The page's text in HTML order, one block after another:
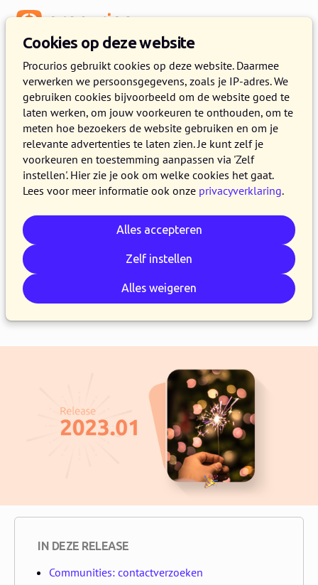
Cookies op deze website
Procurios gebruikt cookies op deze website. Daarmee
verwerken we persoonsgegevens, zoals je IP-adres. We
gebruiken cookies bijvoorbeeld om de website goed te
laten werken, om jouw voorkeuren te onthouden, om te
meten hoe bezoekers de website gebruiken en om je
relevante advertenties te laten zien. Je kunt zelf je
voorkeuren en toestemming aanpassen via 'Zelf
instellen'. Hier zie je ook om welke cookies het gaat.
Lees voor meer informatie ook onze privacyverklaring.
Alles accepteren
Zelf instellen
Alles weigeren
Release 2023.01
11 JANUARI 2023 8 MINUTEN LEZEN
In de loop van woensdag 11 januari 2023
maken alle klanten op de productieversie van
het Procurios Platform gebruik van release
2023.01. In dit blog lees je wat nieuw is en wat
is verbeterd. Kijk voor meer informatie over de
verschillende versies van het platform op de
release pagina
ofschrijf je in voor één van de
Procurios Club Meets.
IN DEZE RELEASE
Communities: contactverzoeken